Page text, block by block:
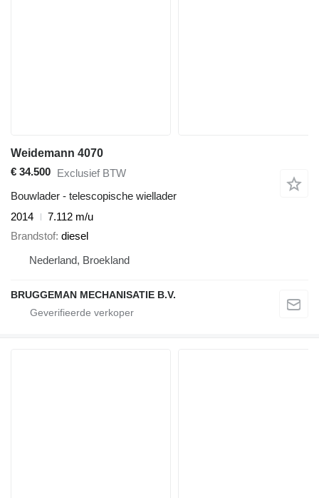
Weidemann 4070
€ 34.500 Exclusief BTW
Bouwlader - telescopische wiellader
2014
7.112 m/u
Brandstof diesel
Nederland, Broekland
BRUGGEMAN MECHANISATIE B.V.